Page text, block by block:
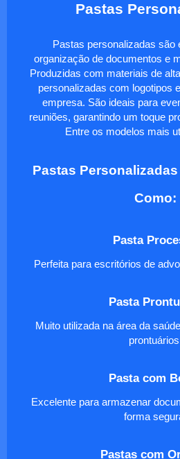
Pastas
Pastas personalizadas são
organização de documentos e
Produzidas com materiais de
personalizadas com logotipos
empresa. São ideais para
reuniões, garantindo um toque
Entre os modelos mais
Pastas
Como:
Pasta
Perfeita para escritórios de
Pasta
Muito utilizada na área da
Pasta com
Excelente para armazenar
forma
Pastas com